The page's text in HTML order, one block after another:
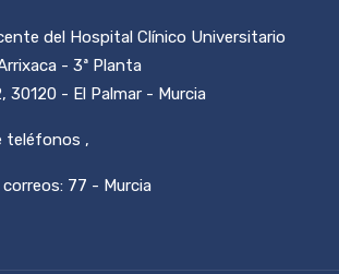
del Hospital Clínico Universitario
- 3ª Planta
30120 - El Palmar - Murcia
teléfonos ,
77 - Murcia